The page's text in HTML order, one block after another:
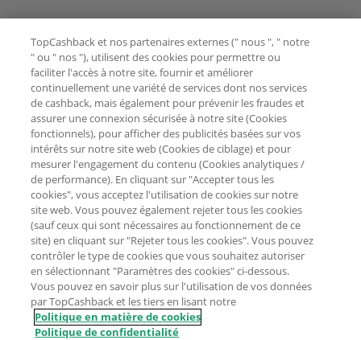
TopCashback et nos partenaires externes (" nous ", " notre
" ou " nos "), utilisent des cookies pour permettre ou
faciliter l'accès à notre site, fournir et améliorer
continuellement une variété de services dont nos services
de cashback, mais également pour prévenir les fraudes et
assurer une connexion sécurisée à notre site (Cookies
fonctionnels), pour afficher des publicités basées sur vos
intérêts sur notre site web (Cookies de ciblage) et pour
mesurer l'engagement du contenu (Cookies analytiques /
de performance). En cliquant sur "Accepter tous les
cookies", vous acceptez l'utilisation de cookies sur notre
site web. Vous pouvez également rejeter tous les cookies
(sauf ceux qui sont nécessaires au fonctionnement de ce
site) en cliquant sur "Rejeter tous les cookies". Vous pouvez
contrôler le type de cookies que vous souhaitez autoriser
en sélectionnant "Paramètres des cookies" ci-dessous.
Vous pouvez en savoir plus sur l'utilisation de vos données
par TopCashback et les tiers en lisant notre
Politique en matière de cookies
Politique de confidentialité